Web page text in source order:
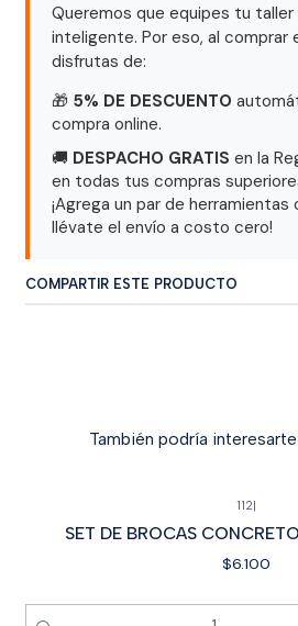
Queremos que equipes tu taller
inteligente. Por eso, al comprar
disfrutas de:
🎁 5% DE DESCUENTO
compra online.
🚚 DESPACHO GRATIS en la
en todas tus compras
¡Agrega un par de
llévate el envío a costo cero!
COMPARTIR ESTE PRODUCTO
También podría
112|
SET DE BROCAS
$6.100